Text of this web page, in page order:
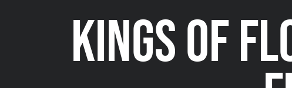
KINGS OF